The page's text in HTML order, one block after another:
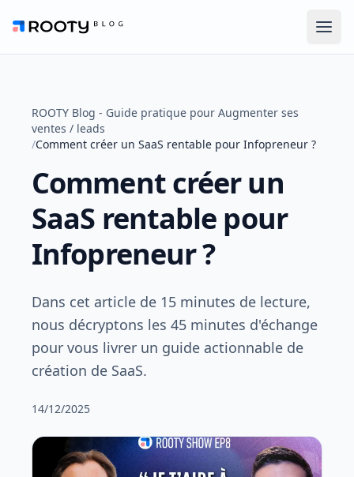
ROOTY Blog
ROOTY Blog - Guide pratique pour Augmenter ses
ventes / leads
/Comment créer un SaaS rentable pour Infopreneur ?
Comment créer un
SaaS rentable pour
Infopreneur ?
Dans cet article de 15 minutes de lecture,
nous décryptons les 45 minutes d'échange
pour vous livrer un guide actionnable de
création de SaaS.
14/12/2025